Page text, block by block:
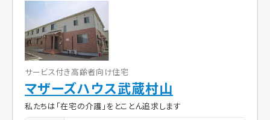
サービス付き高齢者向け住宅
マザーズハウス武蔵村山
私たちは「在宅の介護」をとことん追求します